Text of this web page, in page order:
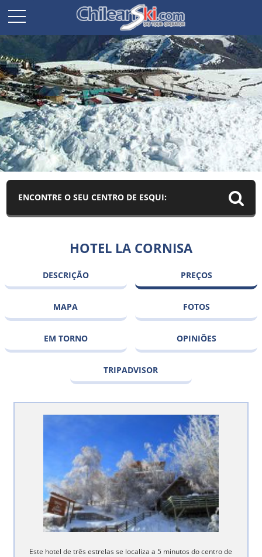
ENCONTRE O SEU CENTRO DE ESQUI:
HOTEL LA CORNISA
DESCRIÇÃO PREÇOS
MAPA FOTOS
EM TORNO OPINIÕES
TRIPADVISOR
Este hotel de três estrelas se localiza a 5 minutos do centro de